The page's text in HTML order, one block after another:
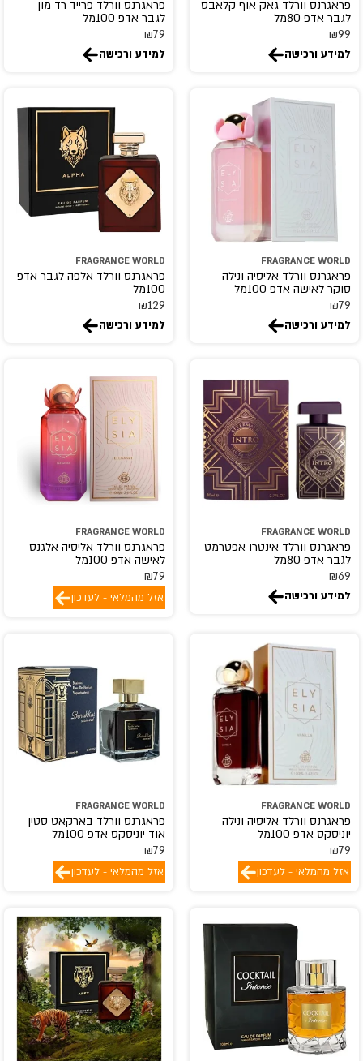
פראגרנס וורלד גאק אוף קלאבס
לגבר אדפ 80מל
₪99
למידע ורכישה
פראגרנס וורלד פרייד רד מון
לגבר אדפ 100מל
₪79
למידע ורכישה
FRAGRANCE WORLD
פראגרנס וורלד אליסיה ונילה
סוקר לאישה אדפ 100מל
₪79
למידע ורכישה
FRAGRANCE WORLD
פראגרנס וורלד אלפה לגבר אדפ
100מל
₪129
למידע ורכישה
FRAGRANCE WORLD
פראגרנס וורלד אינטרו אפטרמט
לגבר אדפ 80מל
₪69
למידע ורכישה
FRAGRANCE WORLD
פראגרנס וורלד אליסיה אלגנס
לאישה אדפ 100מל
₪79
אזל מהמלאי - לעדכון
FRAGRANCE WORLD
פראגרנס וורלד אליסיה ונילה
יוניסקס אדפ 100מל
₪79
אזל מהמלאי - לעדכון
FRAGRANCE WORLD
פראגרנס וורלד בארקאט סטין
אוד יוניסקס אדפ 100מל
₪79
אזל מהמלאי - לעדכון